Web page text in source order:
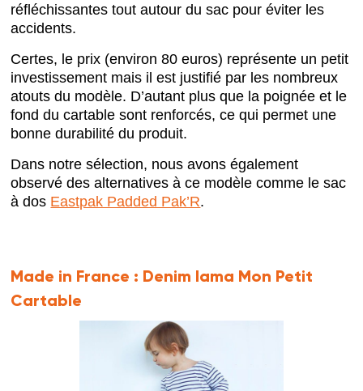
réfléchissantes tout autour du sac pour éviter les
accidents.
Certes, le prix (environ 80 euros) représente un petit
investissement mais il est justifié par les nombreux
atouts du modèle. D’autant plus que la poignée et le
fond du cartable sont renforcés, ce qui permet une
bonne durabilité du produit.
Dans notre sélection, nous avons également
observé des alternatives à ce modèle comme le sac
à dos Eastpak Padded Pak’R.
Made in France : Denim lama Mon Petit
Cartable